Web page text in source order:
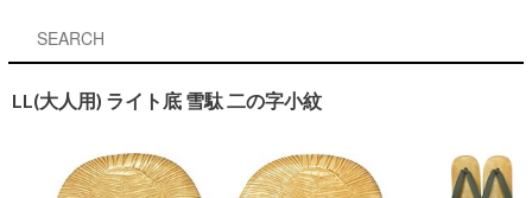
LL(大人用) ライト底 雪駄 二の字小紋